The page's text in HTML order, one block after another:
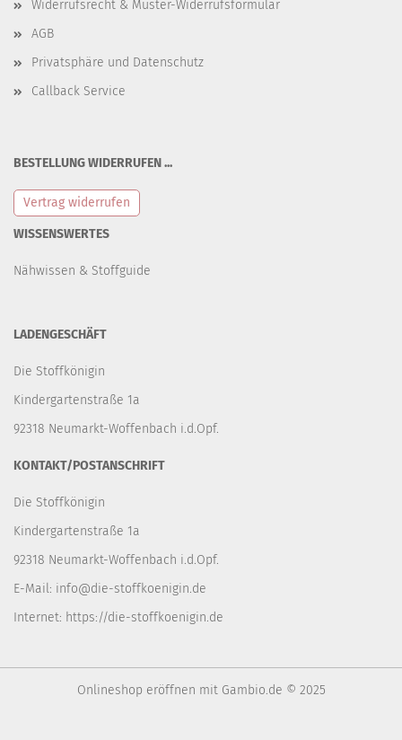
Widerrufsrecht & Muster-Widerrufsformular
AGB
Privatsphäre und Datenschutz
Callback Service
BESTELLUNG WIDERRUFEN ...
Vertrag widerrufen
WISSENSWERTES
Nähwissen & Stoffguide
LADENGESCHÄFT
Die Stoffkönigin
Kindergartenstraße 1a
92318 Neumarkt-Woffenbach i.d.Opf.
KONTAKT/POSTANSCHRIFT
Die Stoffkönigin
Kindergartenstraße 1a
92318 Neumarkt-Woffenbach i.d.Opf.
E-Mail: info@die-stoffkoenigin.de
Internet: https://die-stoffkoenigin.de
Onlineshop eröffnen mit Gambio.de © 2025